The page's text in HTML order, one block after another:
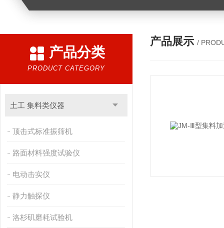
产品分类
PRODUCT CATEGORY
土工 集料类仪器
顶击式标准振筛机
路面材料强度试验仪
电动击实仪
静力触探仪
洛杉矶磨耗试验机
产品展示 /